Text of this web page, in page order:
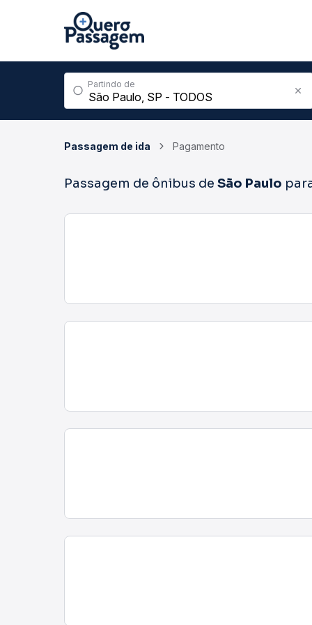
Partindo de
Passagem de ida Pagamento
Passagem de ônibus de São Paulo